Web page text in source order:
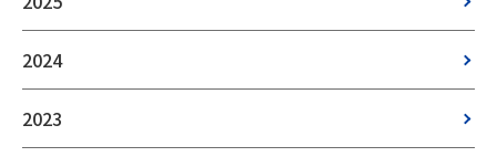
2024
2023